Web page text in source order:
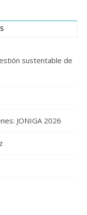
sustentable de
JONIGA 2026